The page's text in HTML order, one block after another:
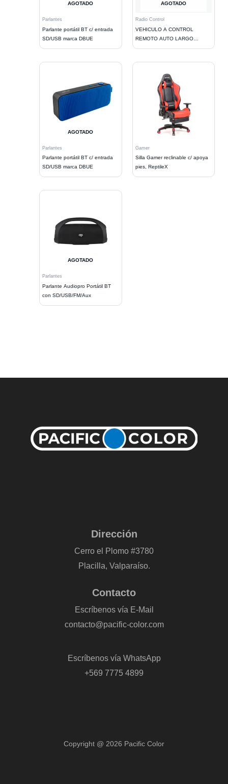
AGOTADO
Parlantes
Parlante portátil BT c/ entrada
SD/USB marca DBUE
AGOTADO
Radio Control
VEHICULO A CONTROL
REMOTO AUTO LARGO
AJUSTABLE. BLACK
AGOTADO
Parlantes
Parlante portátil BT c/ entrada
SD/USB marca DBUE
Gamer
Silla Gamer reclinable c/ apoya
pies, ReptileX
AGOTADO
Parlantes
Parlante Audiopro Portátil BT
con SD/USB/FM/Aux
Dirección
Cerro el Plomo #3780
Placilla, Valparaíso.
Contacto
Escríbenos vía E-Mail
contacto@pacific-color.com
Escríbenos vía WhatsApp
+569 7775 4899
Copyright @ 2026 Pacific Color